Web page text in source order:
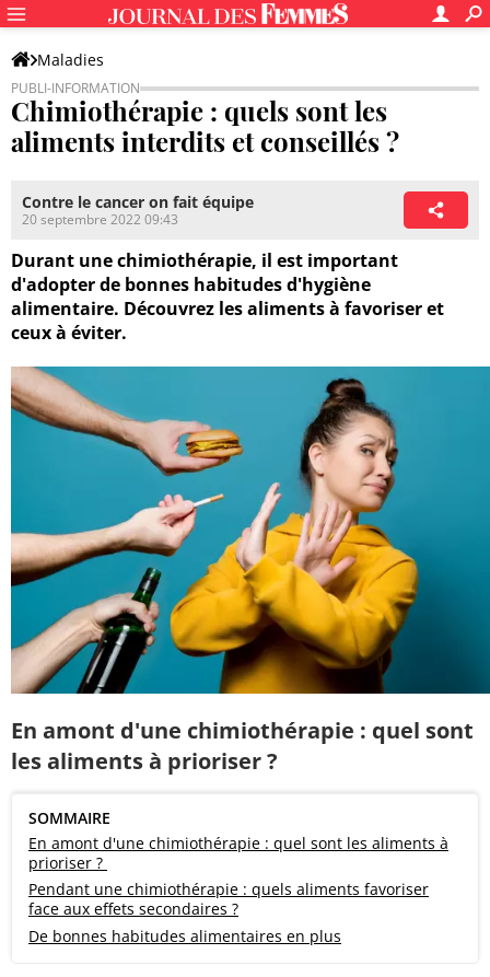
Maladies
Chimiothérapie : quels sont les
aliments interdits et conseillés ?
Contre le cancer on fait équipe
20 septembre 2022 09:43
Durant une chimiothérapie, il est important
d'adopter de bonnes habitudes d'hygiène
alimentaire. Découvrez les aliments à favoriser et
ceux à éviter.
En amont d'une chimiothérapie : quel sont
les aliments à prioriser ?
SOMMAIRE
En amont d'une chimiothérapie : quel sont les aliments à
prioriser ?
Pendant une chimiothérapie : quels aliments favoriser
face aux effets secondaires ?
De bonnes habitudes alimentaires en plus